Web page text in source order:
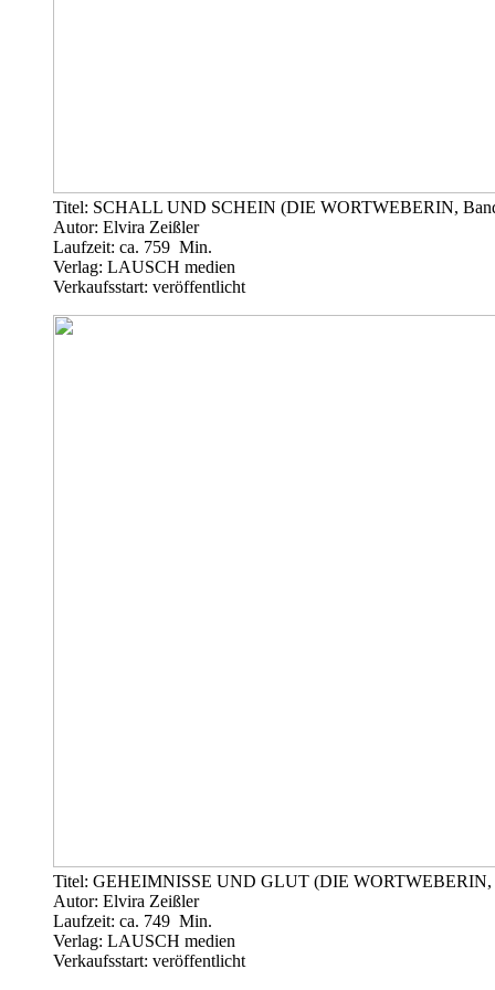
Titel: SCHALL UND SCHEIN (DIE WORTWEBERIN,
Autor: Elvira Zeißler
Laufzeit: ca. 759 Min.
Verlag: LAUSCH medien
Verkaufsstart: veröffentlicht
Titel: GEHEIMNISSE UND GLUT (DIE WORTWEBERIN,
Autor: Elvira Zeißler
Laufzeit: ca. 749 Min.
Verlag: LAUSCH medien
Verkaufsstart: veröffentlicht